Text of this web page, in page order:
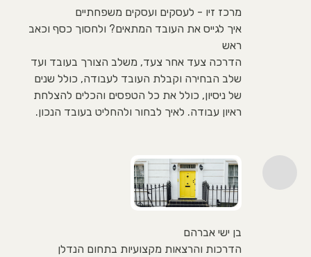
מרכז זיו - לעסקים ועסקים משפחתיים
איך לגייס את העובד המתאים? ולחסוך כסף וכאב
ראש
הדרכה צעד אחר צעד, משלב הצורך בעובד ועד
שלב הבחירה וקבלת העובד לעבודה, כולל שנים
של ניסיון, כולל את כל הטפסים והכלים להצלחת
ראיון עבודה. לאיך לבחור ולהחליט בעובד הנכון.
בן ישי אברהם
הדרכות והרצאות מקצועיות בתחום הנדלן